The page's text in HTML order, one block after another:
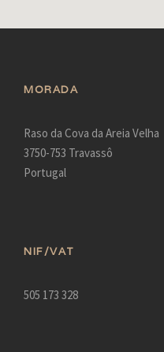
MORADA
Raso da Cova da Areia Velha
3750-753 Travassô
Portugal
NIF/VAT
505 173 328